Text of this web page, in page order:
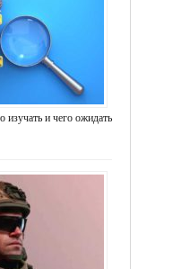
изучать и чего ожидать